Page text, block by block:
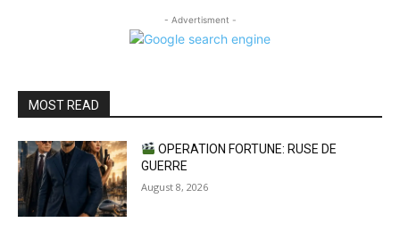
- Advertisment -
MOST READ
OPERATION FORTUNE: RUSE DE
GUERRE
August 8, 2026